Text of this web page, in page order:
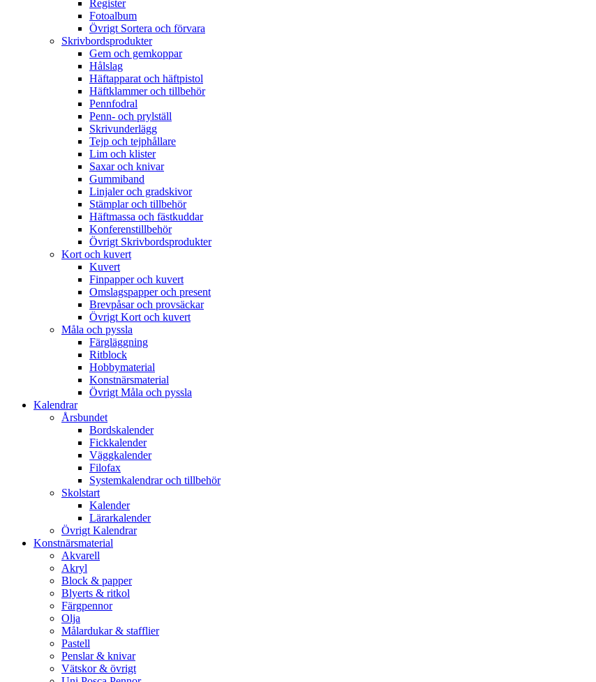
Register
Fotoalbum
Övrigt Sortera och förvara
Skrivbordsprodukter
Gem och gemkoppar
Hålslag
Häftapparat och häftpistol
Häftklammer och tillbehör
Pennfodral
Penn- och prylställ
Skrivunderlägg
Tejp och tejphållare
Lim och klister
Saxar och knivar
Gummiband
Linjaler och gradskivor
Stämplar och tillbehör
Häftmassa och fästkuddar
Konferenstillbehör
Övrigt Skrivbordsprodukter
Kort och kuvert
Kuvert
Finpapper och kuvert
Omslagspapper och present
Brevpåsar och provsäckar
Övrigt Kort och kuvert
Måla och pyssla
Färgläggning
Ritblock
Hobbymaterial
Konstnärsmaterial
Övrigt Måla och pyssla
Kalendrar
Årsbundet
Bordskalender
Fickkalender
Väggkalender
Filofax
Systemkalendrar och tillbehör
Skolstart
Kalender
Lärarkalender
Övrigt Kalendrar
Konstnärsmaterial
Akvarell
Akryl
Block & papper
Blyerts & ritkol
Färgpennor
Olja
Målardukar & stafflier
Pastell
Penslar & knivar
Vätskor & övrigt